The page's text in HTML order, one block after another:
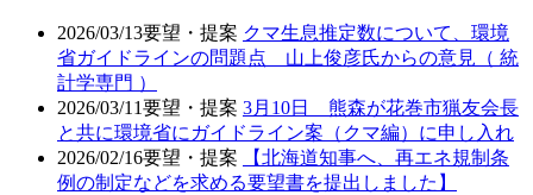
2026/03/13要望・提案 クマ生息推定数について、環境
省ガイドラインの問題点 山上俊彦氏からの意見（ 統
計学専門 ）
2026/03/11要望・提案 3月10日 熊森が花巻市猟友会長
と共に環境省にガイドライン案（クマ編）に申し入れ
2026/02/16要望・提案
【北海道知事へ、再エネ規制条
例の制定などを求める要望書を提出しました】